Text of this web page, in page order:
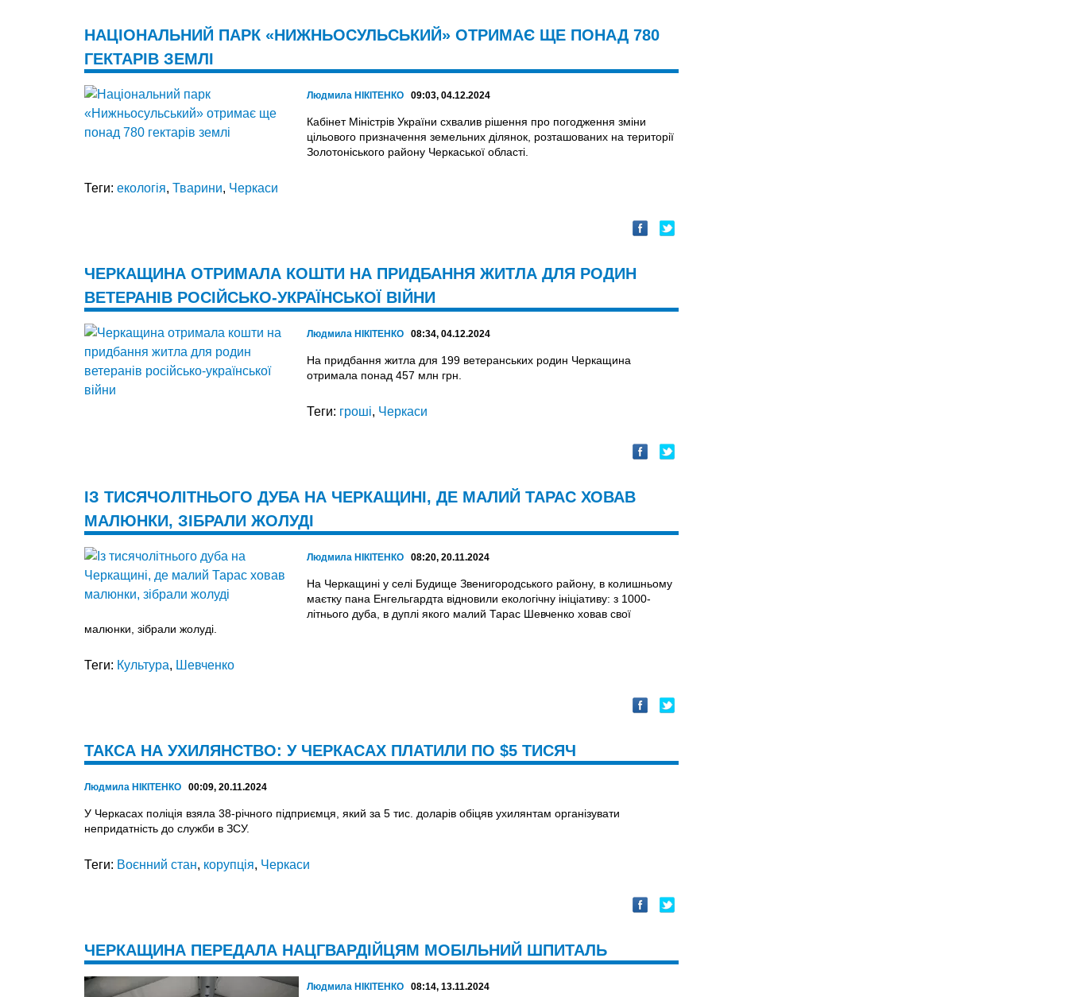
НАЦІОНАЛЬНИЙ ПАРК «НИЖНЬОСУЛЬСЬКИЙ» ОТРИМАЄ ЩЕ ПОНАД 780
ГЕКТАРІВ ЗЕМЛІ
Людмила НІКІТЕНКО 09:03, 04.12.2024
Кабінет Міністрів України схвалив рішення про погодження зміни
цільового призначення земельних ділянок, розташованих на території
Золотоніського району Черкаської області.
Теги: екологія, Тварини, Черкаси
ЧЕРКАЩИНА ОТРИМАЛА КОШТИ НА ПРИДБАННЯ ЖИТЛА ДЛЯ РОДИН
ВЕТЕРАНІВ РОСІЙСЬКО-УКРАЇНСЬКОЇ ВІЙНИ
Людмила НІКІТЕНКО 08:34, 04.12.2024
На придбання житла для 199 ветеранських родин Черкащина
отримала понад 457 млн грн.
Теги: гроші, Черкаси
ІЗ ТИСЯЧОЛІТНЬОГО ДУБА НА ЧЕРКАЩИНІ, ДЕ МАЛИЙ ТАРАС ХОВАВ
МАЛЮНКИ, ЗІБРАЛИ ЖОЛУДІ
Людмила НІКІТЕНКО 08:20, 20.11.2024
На Черкащині у селі Будище Звенигородського району, в колишньому
маєтку пана Енгельгардта відновили екологічну ініціативу: з 1000-
літнього дуба, в дуплі якого малий Тарас Шевченко ховав свої
малюнки, зібрали жолуді.
Теги: Культура, Шевченко
ТАКСА НА УХИЛЯНСТВО: У ЧЕРКАСАХ ПЛАТИЛИ ПО $5 ТИСЯЧ
Людмила НІКІТЕНКО 00:09, 20.11.2024
У Черкасах поліція взяла 38-річного підприємця, який за 5 тис. доларів обіцяв ухилянтам організувати
непридатність до служби в ЗСУ.
Теги: Воєнний стан, корупція, Черкаси
ЧЕРКАЩИНА ПЕРЕДАЛА НАЦГВАРДІЙЦЯМ МОБІЛЬНИЙ ШПИТАЛЬ
Людмила НІКІТЕНКО 08:14, 13.11.2024